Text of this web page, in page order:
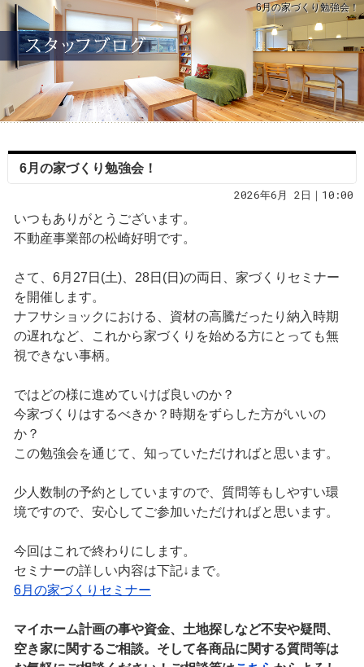
6月の家づくり勉強会！
6月の家づくり勉強会！
2026年6月 2日｜10:00
いつもありがとうございます。
不動産事業部の松崎好明です。
さて、6月27日(土)、28日(日)の両日、家づくりセミナー
を開催します。
ナフサショックにおける、資材の高騰だったり納入時期
の遅れなど、これから家づくりを始める方にとっても無
視できない事柄。
ではどの様に進めていけば良いのか？
今家づくりはするべきか？時期をずらした方がいいの
か？
この勉強会を通じて、知っていただければと思います。
少人数制の予約としていますので、質問等もしやすい環
境ですので、安心してご参加いただければと思います。
今回はこれで終わりにします。
セミナーの詳しい内容は下記↓まで。
6月の家づくりセミナー
マイホーム計画の事や資金、土地探しなど不安や疑問、
空き家に関するご相談。そして各商品に関する質問等は